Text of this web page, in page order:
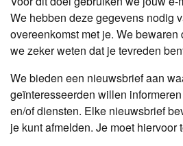
We hebben deze gegevens nodig
overeenkomst met je. We bewaren
we zeker weten dat je tevreden
We bieden een nieuwsbrief aan
geïnteresseerden willen
en/of diensten. Elke nieuwsbrief
je kunt afmelden. Je moet hiervoor